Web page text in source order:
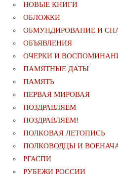
НОВЫЕ КНИГИ
ОБЛОЖКИ
ОБМУНДИРОВАНИЕ И
ОБЪЯВЛЕНИЯ
ОЧЕРКИ И
ПАМЯТНЫЕ ДАТЫ
ПАМЯТЬ
ПЕРВАЯ МИРОВАЯ
ПОЗДРАВЛЯЕМ
ПОЗДРАВЛЯЕМ!
ПОЛКОВАЯ ЛЕТОПИСЬ
ПОЛКОВОДЦЫ И
РГАСПИ
РУБЕЖИ РОССИИ